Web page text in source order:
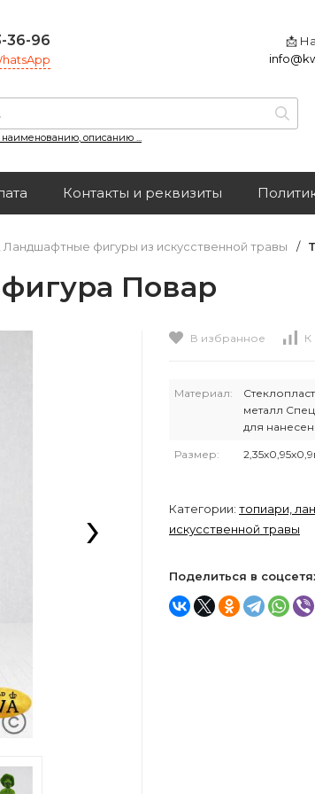
36-96
📩
наименованию, описанию ...
Контакты и реквизиты
Ландшафтные фигуры из искусственной травы /
Повар
›
В избранное К
Материал:
металл
для
Размер:
Категории: топиари,
искусственной травы
Поделиться в